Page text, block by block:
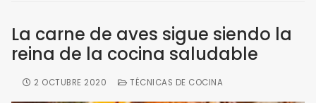
La carne de aves sigue siendo la
reina de la cocina saludable
2 OCTUBRE 2020 TÉCNICAS DE COCINA